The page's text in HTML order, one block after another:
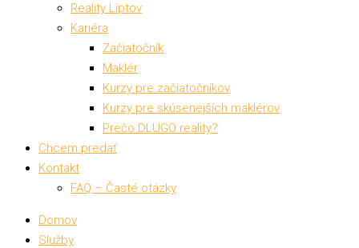
Reality Liptov
Kariéra
Začiatočník
Maklér
Kurzy pre začiatočníkov
Kurzy pre skúsenejších maklérov
Prečo DLUGO reality?
Chcem predať
Kontakt
FAQ – Časté otázky
Domov
Služby